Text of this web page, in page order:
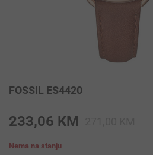
FOSSIL ES4420
271,00
233,06 KM
Nema na stanju